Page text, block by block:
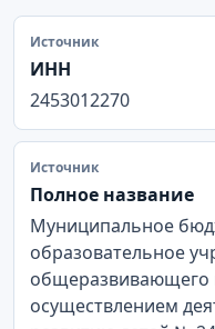
Источник
ИНН
2453012270
Источник
Полное название
Муниципальное
образовательное
общеразвивающего
осуществлением